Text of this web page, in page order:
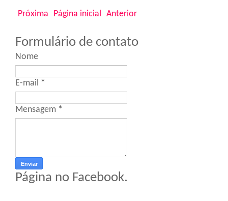
Próxima Anterior
Página inicial
Formulário de contato
Nome
E-mail *
Mensagem *
Página no Facebook.